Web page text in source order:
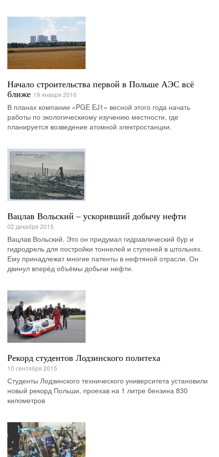
Начало строительства первой в Польше АЭС всё
ближе 19 января 2016
В планах компании «PGE EJ1» весной этого года начать
работы по экологическиому изучению местности, где
планируется возведение атомной электростанции.
Вацлав Вольский – ускоривший добычу нефти
02 декабря 2015
Вацлав Вольский. Это он придумал гидравлический бур и
гидродрель для постройки тоннелей и ступеней в штольнях.
Ему принадлежат многие патенты в нефтяной отрасли. Он
двинул вперёд объёмы добычи нефти.
Рекорд студентов Лодзинского политеха
10 сентября 2015
Студенты Лодзинского технического университета установили
новый рекорд Польши, проехав на 1 литре бензина 830
километров